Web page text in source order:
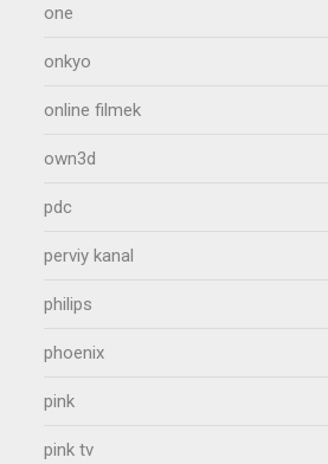
one
onkyo
online filmek
own3d
pdc
perviy kanal
philips
phoenix
pink
pink tv